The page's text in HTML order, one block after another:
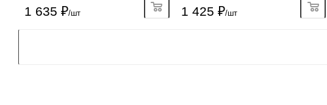
1 635 ₽/шт 1 425 ₽/шт